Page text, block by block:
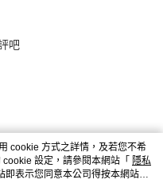
吧
cookie 方式之詳情，及若您不希
設定，請參閱本網站「 隱私
即表示您同意本公司得按本網站使